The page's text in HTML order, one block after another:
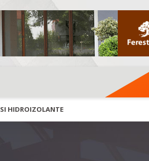
HIDROIZOLANTE